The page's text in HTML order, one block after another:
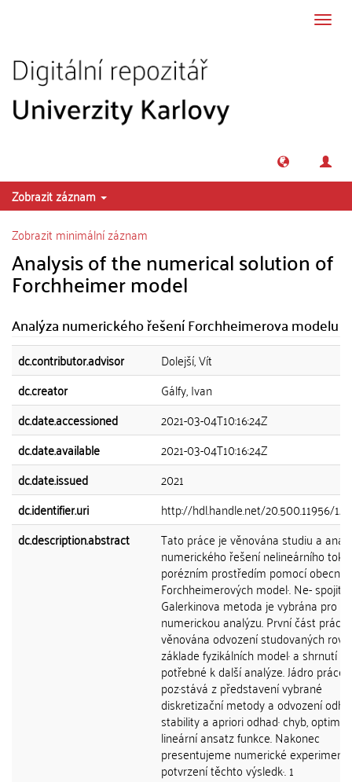
Zobrazit záznam
Zobrazit minimální záznam
Analysis of the numerical solution of
Forchheimer model
Analýza numerického řešení Forchheimerova modelu
dc.contributor.advisor
Dolejší, Vít
dc.creator
Gálfy, Ivan
dc.date.accessioned
2021-03-04T10:16:24Z
dc.date.available
2021-03-04T10:16:24Z
dc.date.issued
2021
dc.identifier.uri
http://hdl.handle.net/20.500.11956/
dc.description.abstract
Tato práce je věnována studiu a
numerického řešení nelineárního toku
porézním prostředím pomocí
Forchheimerových model·. Ne- spojitá
Galerkinova metoda je vybrána pro
numerickou analýzu. První část práce
věnována odvození studovaných
základe fyzikálních model· a shrnutí
potřebné k další analýze. Jádro práce
poz·stává z představení vybrané
diskretizační metody a odvození
stability a apriori odhad· chyb,
lineární ansatz funkce. Nakonec
presentujeme numerické
potvrzení těchto výsledk·. 1